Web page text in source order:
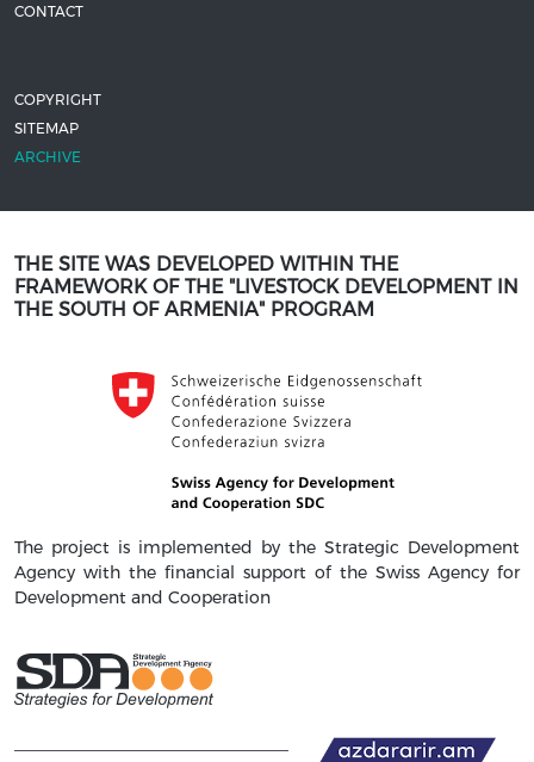
CONTACT
COPYRIGHT
SITEMAP
ARCHIVE
THE SITE WAS DEVELOPED WITHIN THE
FRAMEWORK OF THE "LIVESTOCK DEVELOPMENT IN
THE SOUTH OF ARMENIA" PROGRAM
The project is implemented by the Strategic Development
Agency with the financial support of the Swiss Agency for
Development and Cooperation